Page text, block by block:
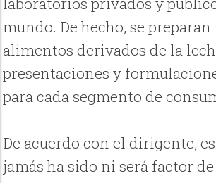
mundo. De hecho, se
alimentos derivados de la
presentaciones y
para cada segmento de
De acuerdo con el dirigente,
jamás ha sido ni será factor